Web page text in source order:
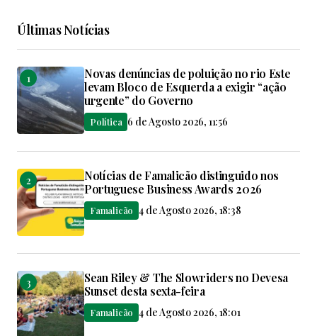
Últimas Notícias
Novas denúncias de poluição no rio Este
levam Bloco de Esquerda a exigir “ação
urgente” do Governo
Política 6 de Agosto 2026, 11:56
Notícias de Famalicão distinguido nos
Portuguese Business Awards 2026
Famalicão 4 de Agosto 2026, 18:38
Sean Riley & The Slowriders no Devesa
Sunset desta sexta-feira
Famalicão 4 de Agosto 2026, 18:01